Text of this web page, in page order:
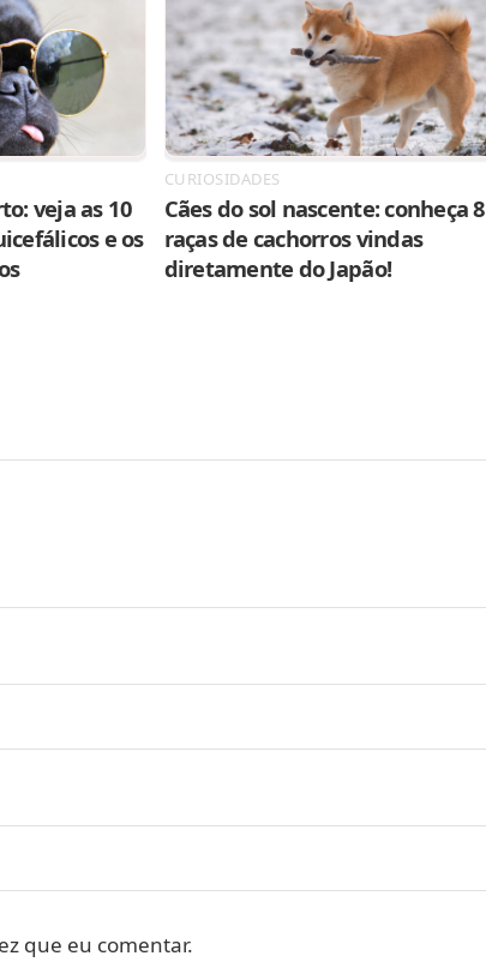
veja as 10
e os
CURIOSIDADES
Cães do sol nascente: conheça 8
raças de cachorros vindas
diretamente do Japão!
que eu comentar.